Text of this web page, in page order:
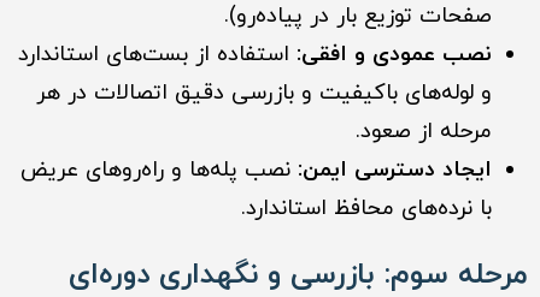
صفحات توزیع بار در پیاده‌رو).
نصب عمودی و افقی: استفاده از بست‌های استاندارد
و لوله‌های باکیفیت و بازرسی دقیق اتصالات در هر
مرحله از صعود.
ایجاد دسترسی ایمن: نصب پله‌ها و راه‌روهای عریض
با نرده‌های محافظ استاندارد.
مرحله سوم: بازرسی و نگهداری دوره‌ای